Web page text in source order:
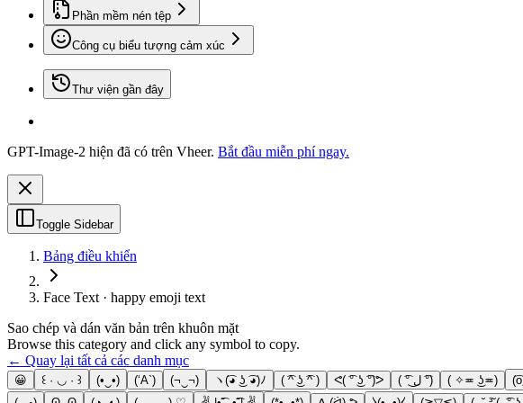
Phần mềm nén tệp
Công cụ biểu tượng cảm xúc
Thư viện gần đây
GPT-Image-2 hiện đã có trên Vheer. Bắt đầu miễn phí ngay.
Toggle Sidebar
Bảng điều khiển
Face Text · happy emoji text
Sao chép và dán văn bản trên khuôn mặt
Browse this category and click any symbol to copy.
← Quay lại tất cả các danh mục
😀 ꒰ · ◡ · ꒱ (•‿•) (‘A`) (¬‿¬) ヽ(͡◕ ͜ʖ ͡◕)ﾉ ( ͡^ ͜ʖ ͡^ ) ᕙ( ͡° ͜ʖ ͡°)ᕗ ( ͡° ل͜ ͡°) ( ✧≖ ͜ʖ≖)